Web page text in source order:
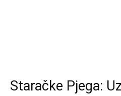
Staračke Pjega: